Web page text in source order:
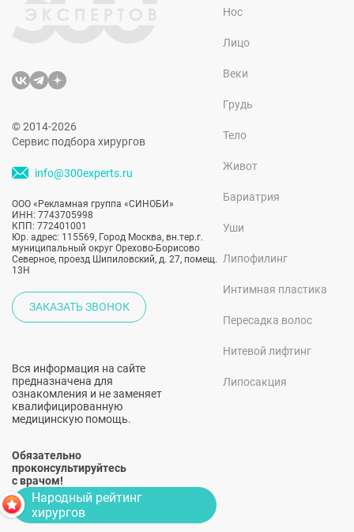
© 2014-2026
Сервис подбора хирургов
info@300experts.ru
ООО «Рекламная группа «СИНОБИ»
ИНН: 7743705998
КПП: 772401001
Юр. адрес: 115569, Город Москва, вн.тер.г.
муниципальный округ Орехово-Борисово
Северное, проезд Шипиловский, д. 27, помещ.
13Н
ЗАКАЗАТЬ ЗВОНОК
Вся информация на сайте
предназначена для
ознакомления и не заменяет
квалифицированную
медицинскую помощь.
Обязательно
проконсультируйтесь
с врачом!
Нос
Лицо
Веки
Грудь
Тело
Живот
Бариатрия
Уши
Липофилинг
Интимная пластика
Пересадка волос
Нитевой лифтинг
Липосакция
Народный рейтинг
хирургов